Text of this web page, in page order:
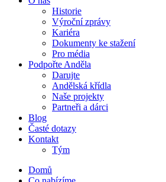
Historie
Výroční zprávy
Kariéra
Dokumenty ke stažení
Pro média
Podpořte Anděla
Darujte
Andělská křídla
Naše projekty
Partneři a dárci
Blog
Časté dotazy
Kontakt
Tým
Domů